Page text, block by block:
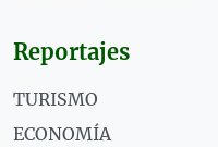
Reportajes
TURISMO
ECONOMÍA